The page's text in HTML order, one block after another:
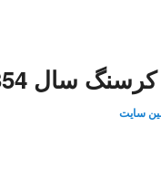
سال 1354
سایت